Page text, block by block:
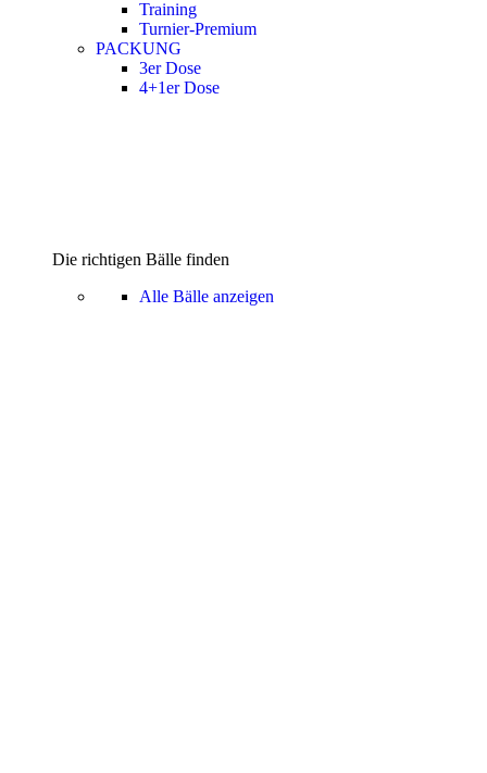
Training
Turnier-Premium
PACKUNG
3er Dose
4+1er Dose
Die richtigen Bälle finden
Alle Bälle anzeigen